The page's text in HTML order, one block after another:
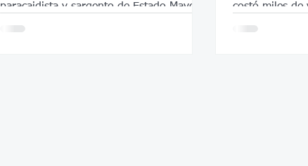
paracaidista y sargento de Estado Mayor
costó miles de